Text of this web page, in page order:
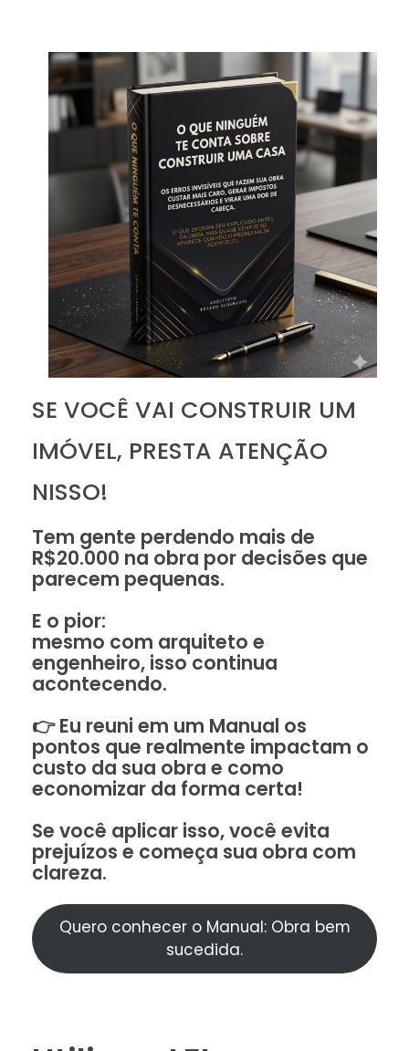
SE VOCÊ VAI CONSTRUIR UM
IMÓVEL, PRESTA ATENÇÃO
NISSO!
Tem gente perdendo mais de
R$20.000 na obra por decisões que
parecem pequenas.
E o pior:
mesmo com arquiteto e
engenheiro, isso continua
acontecendo.
👉 Eu reuni em um Manual os
pontos que realmente impactam o
custo da sua obra e como
economizar da forma certa!
Se você aplicar isso, você evita
prejuízos e começa sua obra com
clareza.
Quero conhecer o Manual: Obra bem
sucedida.